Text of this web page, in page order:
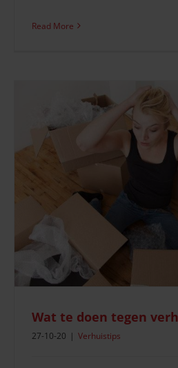
Read More
Wat te doen tegen
27-10-20 | Verhuistips